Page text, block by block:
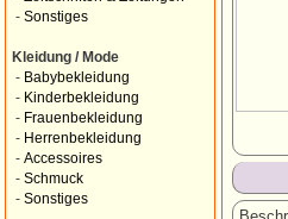
- Sonstiges
Kleidung / Mode
- Babybekleidung
- Kinderbekleidung
- Frauenbekleidung
- Herrenbekleidung
- Accessoires
- Schmuck
- Sonstiges